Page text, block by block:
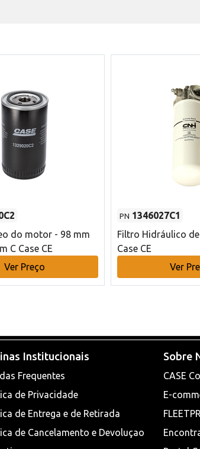
do motor - 98 mm
C Case CE
Ver Preço
PN 1346027C1
Filtro Hidráulico
Case CE
Ver
Institucionais
Frequentes
de Privacidade
de Entrega e de Retirada
de Cancelamento e Devoluçao
Sobre
CASE
E-